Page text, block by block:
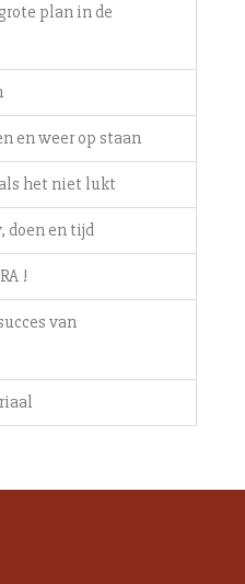
plan in de
en weer op staan
het niet lukt
doen en tijd
!
van